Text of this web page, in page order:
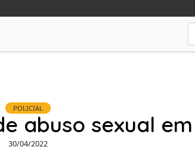
POLICIAL
abuso sexual
30/04/2022